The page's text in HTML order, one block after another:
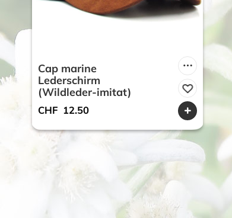
Cap marine
Lederschirm
(Wildleder-imitat)
CHF 12.50